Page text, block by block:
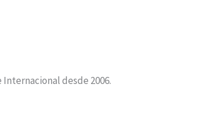
desde 2006.